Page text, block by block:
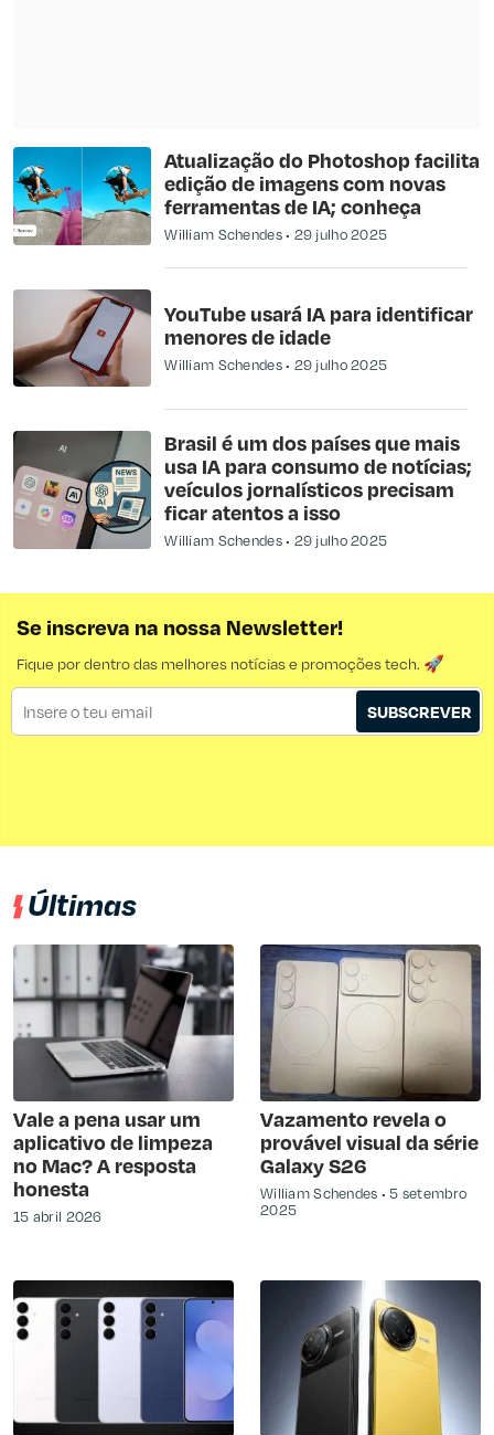
Atualização do Photoshop facilita
edição de imagens com novas
ferramentas de IA; conheça
William Schendes 29 julho 2025
YouTube usará IA para identificar
menores de idade
William Schendes 29 julho 2025
Brasil é um dos países que mais
usa IA para consumo de notícias;
veículos jornalísticos precisam
ficar atentos a isso
William Schendes 29 julho 2025
Se inscreva na nossa Newsletter!
Fique por dentro das melhores notícias e promoções tech. 🚀
SUBSCREVER
Últimas
Vale a pena usar um
aplicativo de limpeza
no Mac? A resposta
honesta
15 abril 2026
Vazamento revela o
provável visual da série
Galaxy S26
William Schendes
5 setembro
2025